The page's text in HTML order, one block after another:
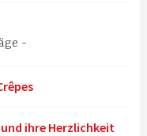
ihre Herzlichkeit